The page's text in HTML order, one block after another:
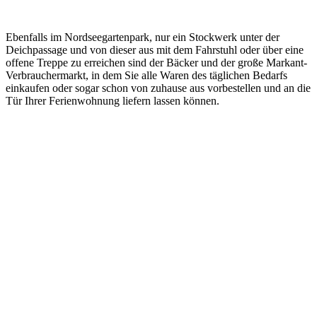
Ebenfalls im Nordseegartenpark, nur ein Stockwerk unter der
Deichpassage und von dieser aus mit dem Fahrstuhl oder über eine
offene Treppe zu erreichen sind der Bäcker und der große Markant-
Verbrauchermarkt, in dem Sie alle Waren des täglichen Bedarfs
einkaufen oder sogar schon von zuhause aus vorbestellen und an die
Tür Ihrer Ferienwohnung liefern lassen können.